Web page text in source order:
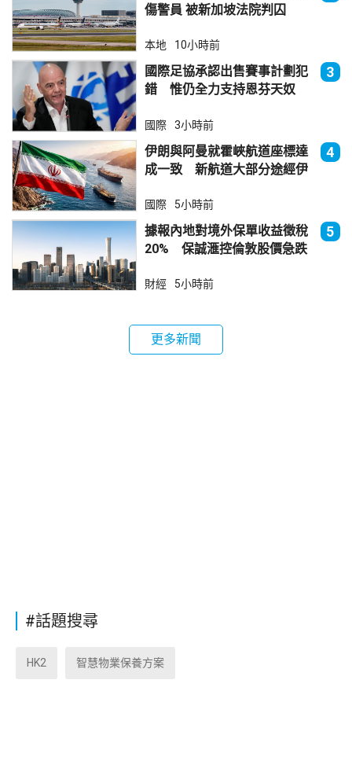
傷警員 被新加坡法院判囚
本地 10小時前
國際足協承認出售賽事計劃犯
錯 惟仍全力支持恩芬天奴
3
國際 3小時前
伊朗與阿曼就霍峽航道座標達
成一致 新航道大部分途經伊
4
國際 5小時前
據報內地對境外保單收益徵稅
20% 保誠滙控倫敦股價急跌
5
財經 5小時前
更多新聞
#話題搜尋
HK2 智慧物業保養方案